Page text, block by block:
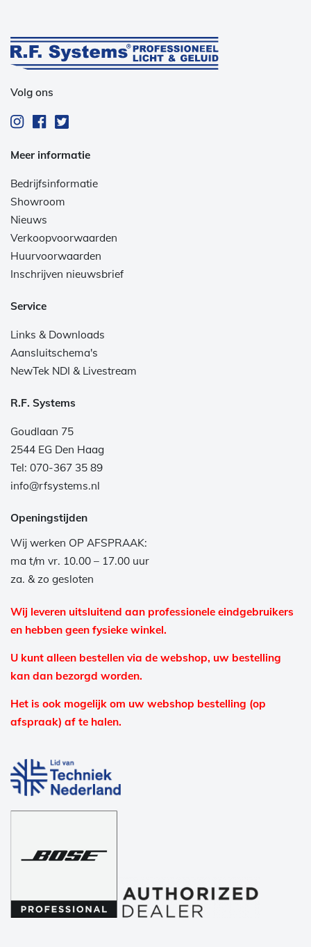
Volg ons
Meer informatie
Bedrijfsinformatie
Showroom
Nieuws
Verkoopvoorwaarden
Huurvoorwaarden
Inschrijven nieuwsbrief
Service
Links & Downloads
Aansluitschema's
NewTek NDI & Livestream
R.F. Systems
Goudlaan 75
2544 EG Den Haag
Tel: 070-367 35 89
info@rfsystems.nl
Openingstijden
Wij werken OP AFSPRAAK:
ma t/m vr. 10.00 – 17.00 uur
za. & zo gesloten
Wij leveren uitsluitend aan professionele eindgebruikers
en hebben geen fysieke winkel.
U kunt alleen bestellen via de webshop, uw bestelling
kan dan bezorgd worden.
Het is ook mogelijk om uw webshop bestelling (op
afspraak) af te halen.